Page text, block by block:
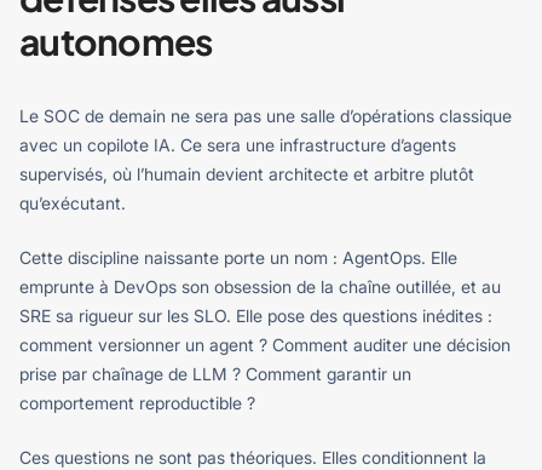
autonomes
Le SOC de demain ne sera pas une salle d’opérations classique
avec un copilote IA. Ce sera une infrastructure d’agents
supervisés, où l’humain devient architecte et arbitre plutôt
qu’exécutant.
Cette discipline naissante porte un nom : AgentOps. Elle
emprunte à DevOps son obsession de la chaîne outillée, et au
SRE sa rigueur sur les SLO. Elle pose des questions inédites :
comment versionner un agent ? Comment auditer une décision
prise par chaînage de LLM ? Comment garantir un
comportement reproductible ?
Ces questions ne sont pas théoriques. Elles conditionnent la